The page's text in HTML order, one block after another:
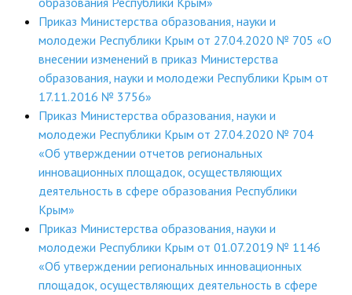
Приказ Министерства образования, науки и
молодежи Республики Крым от 27.04.2020 № 705 «О
внесении изменений в приказ Министерства
образования, науки и молодежи Республики Крым от
17.11.2016 № 3756»
Приказ Министерства образования, науки и
молодежи Республики Крым от 27.04.2020 № 704
«Об утверждении отчетов региональных
инновационных площадок, осуществляющих
деятельность в сфере образования Республики
Крым»
Приказ Министерства образования, науки и
молодежи Республики Крым от 01.07.2019 № 1146
«Об утверждении региональных инновационных
площадок, осуществляющих деятельность в сфере